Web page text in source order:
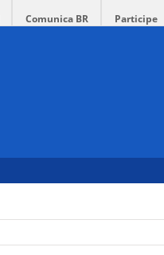
Comunica BR Participe